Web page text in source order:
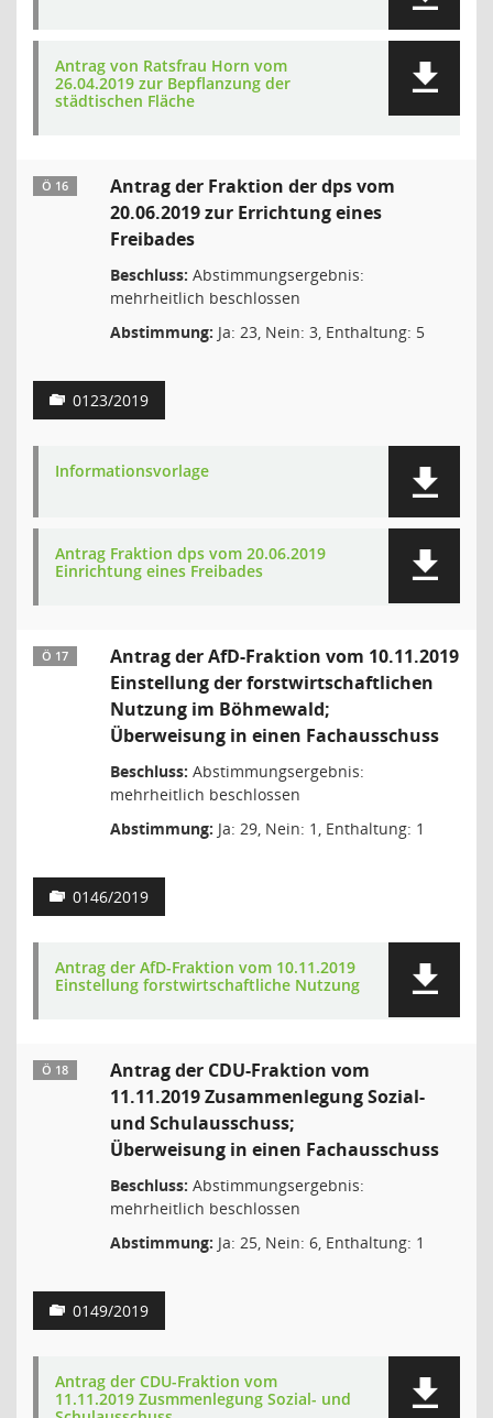
Antrag von Ratsfrau Horn vom
26.04.2019 zur Bepflanzung der
städtischen Fläche
Ö 16
Antrag der Fraktion der dps vom
20.06.2019 zur Errichtung eines
Freibades
Beschluss: Abstimmungsergebnis:
mehrheitlich beschlossen
Abstimmung: Ja: 23, Nein: 3, Enthaltung: 5
0123/2019
Informationsvorlage
Antrag Fraktion dps vom 20.06.2019
Einrichtung eines Freibades
Ö 17
Antrag der AfD-Fraktion vom 10.11.2019
Einstellung der forstwirtschaftlichen
Nutzung im Böhmewald;
Überweisung in einen Fachausschuss
Beschluss: Abstimmungsergebnis:
mehrheitlich beschlossen
Abstimmung: Ja: 29, Nein: 1, Enthaltung: 1
0146/2019
Antrag der AfD-Fraktion vom 10.11.2019
Einstellung forstwirtschaftliche Nutzung
Ö 18
Antrag der CDU-Fraktion vom
11.11.2019 Zusammenlegung Sozial-
und Schulausschuss;
Überweisung in einen Fachausschuss
Beschluss: Abstimmungsergebnis:
mehrheitlich beschlossen
Abstimmung: Ja: 25, Nein: 6, Enthaltung: 1
0149/2019
Antrag der CDU-Fraktion vom
11.11.2019 Zusmmenlegung Sozial- und